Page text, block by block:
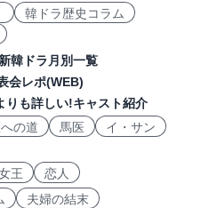
韓ドラ歴史コラム
韓ドラ月別一覧
会レポ(WEB)
りも詳しい!キャスト紹介
の道 馬医
イ・サン
王
恋人
夫婦の結末